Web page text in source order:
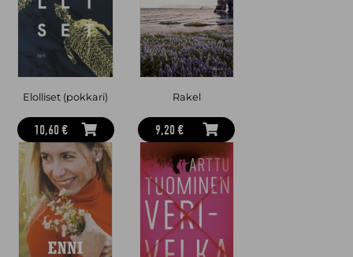
Elolliset (pokkari)
10,60 €
Rakel
9,20 €